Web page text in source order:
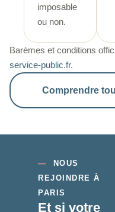
imposable
ou non.
Barèmes et conditions
service-public.fr.
Comprendre
— NOUS
REJOINDRE À
PARIS
Et si votre